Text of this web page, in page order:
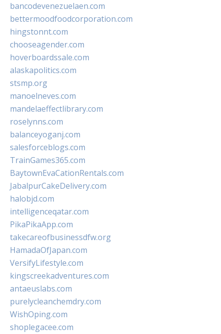
bancodevenezuelaen.com
bettermoodfoodcorporation.com
hingstonnt.com
chooseagender.com
hoverboardssale.com
alaskapolitics.com
stsmp.org
manoelneves.com
mandelaeffectlibrary.com
roselynns.com
balanceyoganj.com
salesforceblogs.com
TrainGames365.com
BaytownEvaCationRentals.com
JabalpurCakeDelivery.com
halobjd.com
intelligenceqatar.com
PikaPikaApp.com
takecareofbusinessdfw.org
HamadaOfJapan.com
VersifyLifestyle.com
kingscreekadventures.com
antaeuslabs.com
purelycleanchemdry.com
WishOping.com
shoplegacee.com